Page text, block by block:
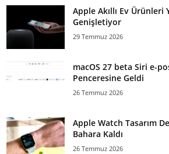
Apple Akıllı Ev Ürünleri
Genişletiyor
29 Temmuz 2026
macOS 27 beta Siri e-
Penceresine Geldi
26 Temmuz 2026
Apple Watch Tasarım
Bahara Kaldı
26 Temmuz 2026